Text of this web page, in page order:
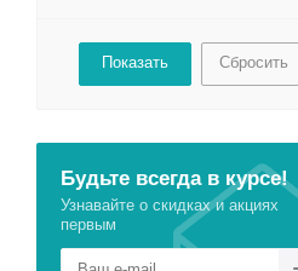
Сбросить
Будьте всегда в курсе!
Узнавайте о скидках и акциях
первым